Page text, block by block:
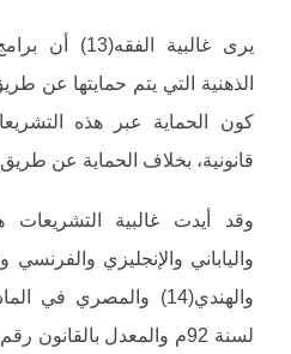
يرى غالبية
الذهنية التي يتم حمايتها عن
كون الحماية عبر هذه
قانونية، بخلاف الحماية عن طريق
وقد أيدت غالبية التشريعات
والياباني والإنجليزي والفرنسي